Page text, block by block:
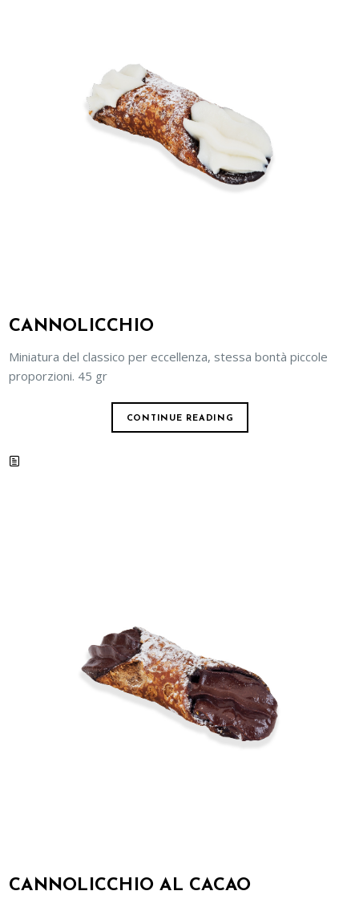
CANNOLICCHIO
Miniatura del classico per eccellenza, stessa bontà piccole
proporzioni. 45 gr
CONTINUE READING
CANNOLICCHIO AL CACAO